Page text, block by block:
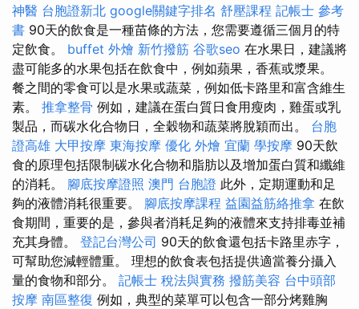
神醫 台胞證新北 google關鍵字排名 舒壓課程 記帳士 參考
書 90天的飲食是一種苗條的方法，您需要遵循三個月的特
定飲食。 buffet 外燴 新竹撥筋 谷歌seo 在水果日，建議將
盡可能多的水果包括在飲食中，例如蘋果，香蕉或漿果。
餐之間的零食可以是水果或蔬菜，例如低卡路里和富含維生
素。 推拿整骨 例如，建議在蛋白質日食用瘦肉，雞蛋或乳
製品，而碳水化合物日，全穀物和蔬菜將脫穎而出。 台胞
證高雄 大甲按摩 東海按摩 優化 外燴 宜蘭 學按摩 90天飲
食的原理包括限制碳水化合物和脂肪以及增加蛋白質和纖維
的消耗。 腳底按摩證照 澳門 台胞證 此外，定期運動和足
夠的液體消耗很重要。 腳底按摩課程 益園益筋絡推拿 在飲
食期間，重要的是，參與者消耗足夠的液體來支持排毒並補
充其身體。 登記台灣公司 90天的飲食還包括卡路里赤字，
可幫助您減輕體重。 理想的飲食表包括提供適當養分攝入
量的食物和部分。 記帳士 稅法與實務 撥筋美容 台中頭部
按摩 南區整復 例如，典型的菜單可以包含一部分烤雞胸